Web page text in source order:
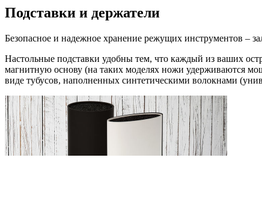
Подставки и держатели
Безопасное и надежное хранение режущих инструментов –
Настольные подставки удобны тем, что каждый из ваших
магнитную основу (на таких моделях ножи удерживаются
виде тубусов, наполненных синтетическими волокнами